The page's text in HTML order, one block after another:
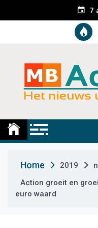
e
t
7
Home 2019
Action groeit en
euro waard